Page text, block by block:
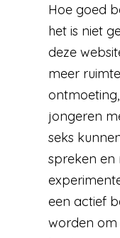
Hoe goed
het is niet
deze
meer
jongeren
seks
spreken en
een actief
worden om